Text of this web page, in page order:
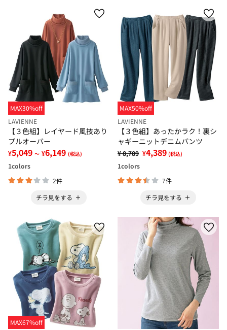
MAX30%off
LAVIENNE
【３色組】レイヤード風技あり
プルオーバー
¥5,049 ～ ¥6,149 (税込)
1colors
2件
チラ見をする
MAX50%off
LAVIENNE
【３色組】あったかラク！裏シ
ャギーニットデニムパンツ
¥ 8,789 ¥4,389 (税込)
1colors
7件
チラ見をする
MAX67%off